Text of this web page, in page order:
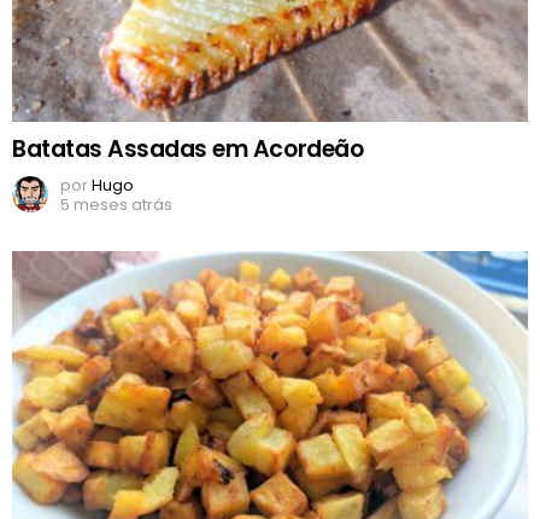
Batatas Assadas em Acordeão
porHugo
5 meses atrás